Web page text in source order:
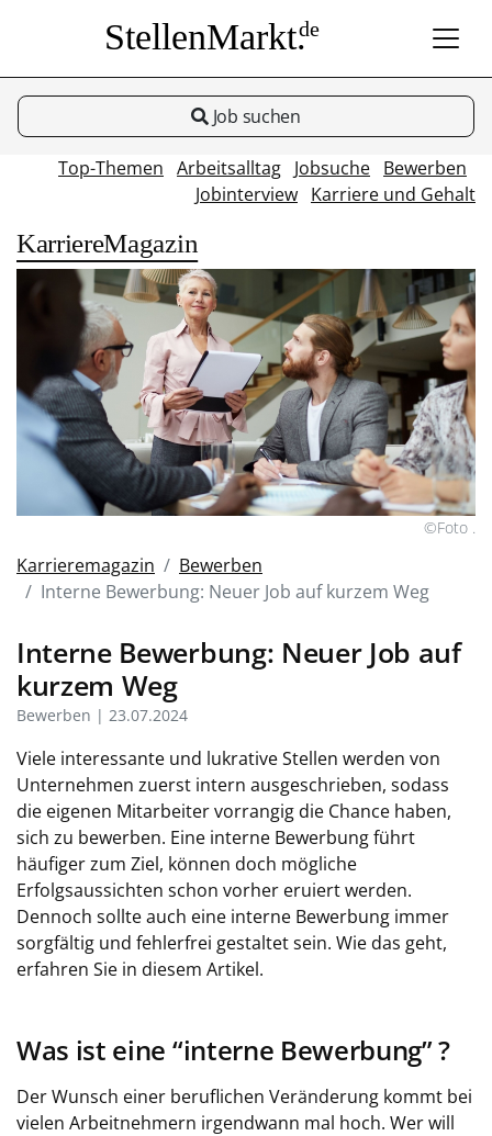
StellenMarkt.de
Job suchen
Top-Themen Arbeitsalltag Jobsuche Bewerben
Jobinterview Karriere und Gehalt
KarriereMagazin
©Foto .
Karrieremagazin
Bewerben
Interne Bewerbung: Neuer Job auf kurzem Weg
Interne Bewerbung: Neuer Job auf
kurzem Weg
Bewerben | 23.07.2024
Viele interessante und lukrative Stellen werden von
Unternehmen zuerst intern ausgeschrieben, sodass
die eigenen Mitarbeiter vorrangig die Chance haben,
sich zu bewerben. Eine interne Bewerbung führt
häufiger zum Ziel, können doch mögliche
Erfolgsaussichten schon vorher eruiert werden.
Dennoch sollte auch eine interne Bewerbung immer
sorgfältig und fehlerfrei gestaltet sein. Wie das geht,
erfahren Sie in diesem Artikel.
Was ist eine “interne Bewerbung” ?
Der Wunsch einer beruflichen Veränderung kommt bei
vielen Arbeitnehmern irgendwann mal hoch. Wer will